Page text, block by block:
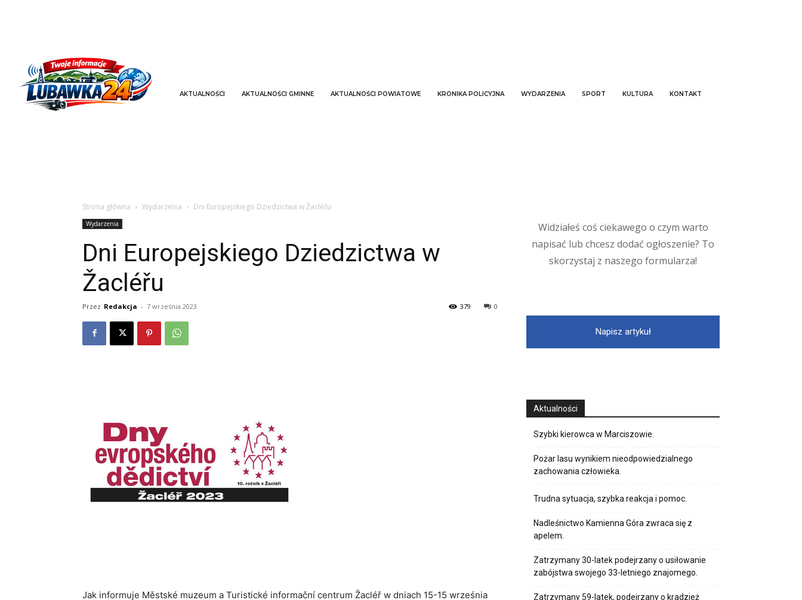
AKTUALNOŚCI AKTUALNOŚCI GMINNE AKTUALNOŚCI POWIATOWE KRONIKA POLICYJNA WYDARZENIA SPORT KULTURA KONTAKT
Strona główna Wydarzenia Dni Europejskiego Dziedzictwa w Žacléřu
Wydarzenia
Dni Europejskiego Dziedzictwa w
Žacléřu
Przez Redakcja - 7 września 2023 0
379
Jak informuje Městské muzeum a Turistické informační centrum Žacléř w dniach 15-15 września
Widziałeś coś ciekawego o czym warto
napisać lub chcesz dodać ogłoszenie? To
skorzystaj z naszego formularza!
Napisz artykuł
Aktualności
Szybki kierowca w Marciszowie.
Pożar lasu wynikiem nieodpowiedzialnego
zachowania człowieka.
Trudna sytuacja, szybka reakcja i pomoc.
Nadleśnictwo Kamienna Góra zwraca się z
apelem.
Zatrzymany 30-latek podejrzany o usiłowanie
zabójstwa swojego 33-letniego znajomego.
Zatrzymany 59-latek, podejrzany o kradzież